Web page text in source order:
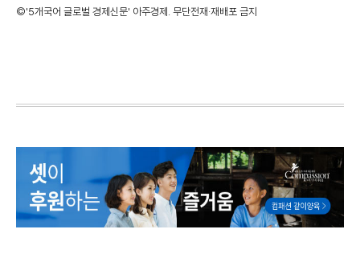
©'5개국어 글로벌 경제신문' 아주경제. 무단전재·재배포 금지